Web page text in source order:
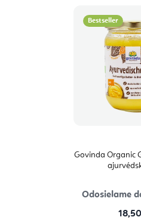
Bestseller
Govinda Organic
Odosielame